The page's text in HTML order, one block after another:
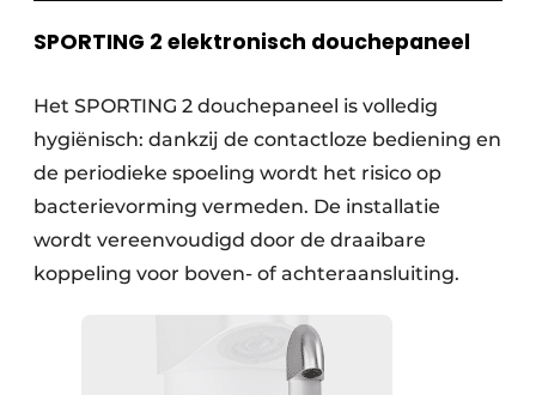
SPORTING 2 elektronisch douchepaneel
Het SPORTING 2 douchepaneel is volledig
hygiënisch: dankzij de contactloze bediening en
de periodieke spoeling wordt het risico op
bacterievorming vermeden. De installatie
wordt vereenvoudigd door de draaibare
koppeling voor boven- of achteraansluiting.